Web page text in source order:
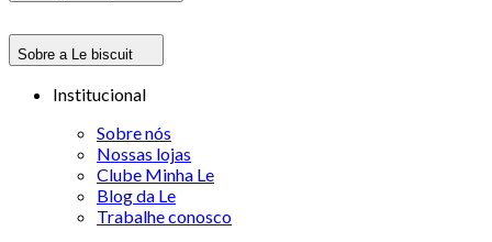
Sobre a Le biscuit
Institucional
Sobre nós
Nossas lojas
Clube Minha Le
Blog da Le
Trabalhe conosco